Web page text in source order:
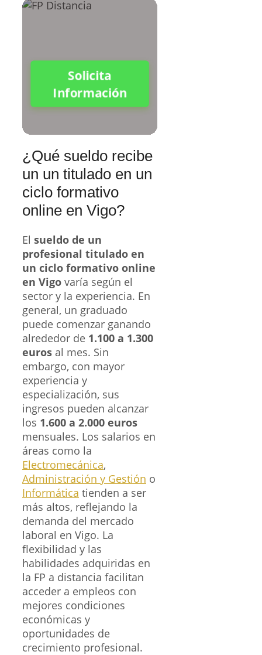
Solicita
Información
¿Qué sueldo recibe
un un titulado en un
ciclo formativo
online en Vigo?
El sueldo de un
profesional titulado en
un ciclo formativo online
en Vigo varía según el
sector y la experiencia. En
general, un graduado
puede comenzar ganando
alrededor de 1.100 a 1.300
euros al mes. Sin
embargo, con mayor
experiencia y
especialización, sus
ingresos pueden alcanzar
los 1.600 a 2.000 euros
mensuales. Los salarios en
áreas como la
Electromecánica,
Administración y Gestión o
Informática tienden a ser
más altos, reflejando la
demanda del mercado
laboral en Vigo. La
flexibilidad y las
habilidades adquiridas en
la FP a distancia facilitan
acceder a empleos con
mejores condiciones
económicas y
oportunidades de
crecimiento profesional.